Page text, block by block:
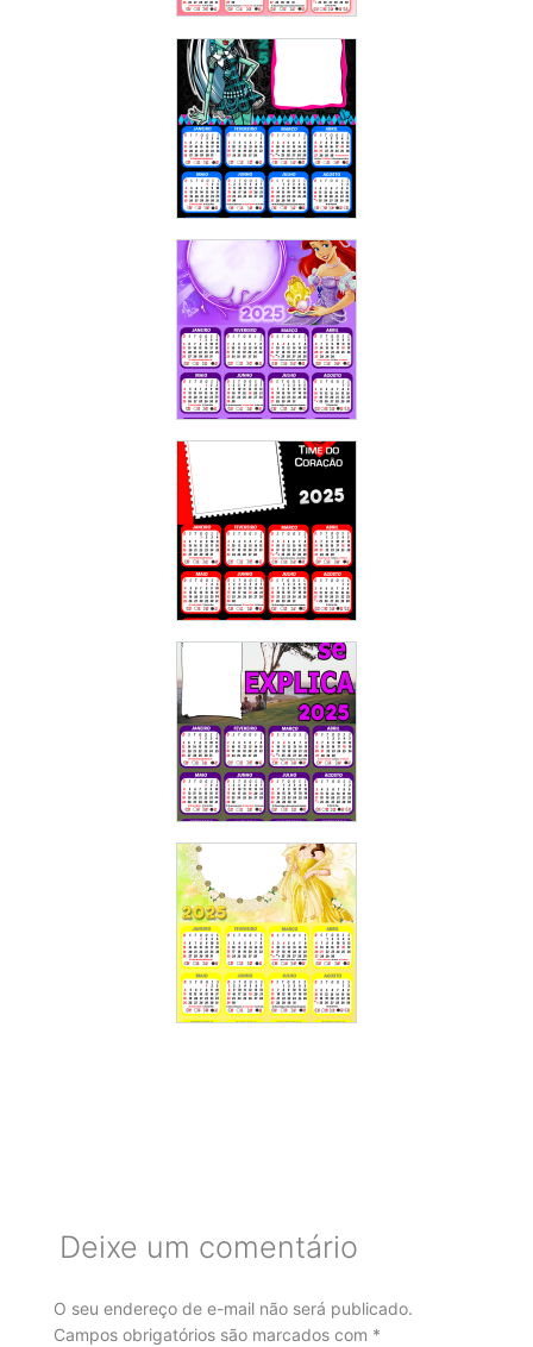
Deixe um comentário
O seu endereço de e-mail não será publicado.
Campos obrigatórios são marcados com *